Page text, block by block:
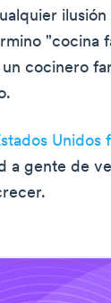
"cocina
cocinero
Unidos
a gente de